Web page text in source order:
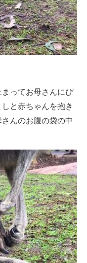
ってお母さんにぴ
と赤ちゃんを抱き
んのお腹の袋の中